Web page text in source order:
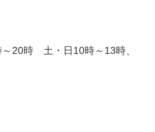
20時 土・日10時～13時、